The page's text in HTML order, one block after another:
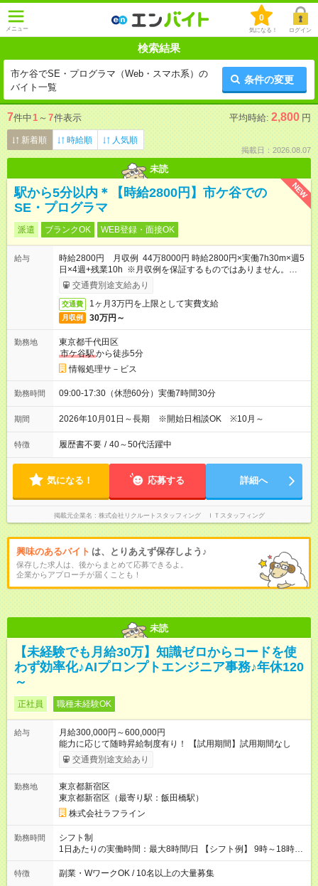
メニュー
0
気になる！ ログイン
検索結果
市ケ谷でSE・プログラマ（Web・スマホ系）の
バイト一覧
条件の変更
7件中1 ～ 7件表示 平均時給: 2,800 円
新着順 時給順 人気順
掲載日：2026.08.07
未読
NEW
駅から5分以内＊【時給2800円】市ケ谷での
SE・プログラマ
派遣 ブランクOK WEB登録・面接OK
給与
時給2800円 月収例 44万8000円 時給2800円×実働7h30m×週5
日×4週+残業10h ※月収例を保証するものではありません。※給
与即受取りサービス利用可（利用条件有）
交通費別途支給あり
交通費 1ヶ月3万円を上限として実費支給
月収例 30万円～
勤務地
東京都千代田区
市ケ谷駅から徒歩5分
情報処理サ－ビス
勤務時間 09:00-17:30（休憩60分）実働7時間30分
期間 2026年10月01日～長期 ※開始日相談OK ※10月～
特徴 履歴書不要 / 40～50代活躍中
気になる！ 応募する 詳細へ
掲載元企業名 株式会社リクルートスタッフィング ＩＴスタッフィング
興味のあるバイト は、とりあえず保存しよう♪
保存した求人は、後からまとめて応募できるよ。
企業からアプローチが届くことも！
未読
【未経験でも月給30万】知識ゼロからコードを使
わず効率化♪AIプロンプトエンジニア事務♪年休120
～
正社員 職種未経験OK
給与
月給300,000円～600,000円
能力に応じて随時昇給制度有り！ 【試用期間】試用期間なし
交通費別途支給あり
勤務地
東京都新宿区
東京都新宿区（最寄り駅：飯田橋駅）
株式会社ラフライン
勤務時間
シフト制
1日あたりの実働時間：最大8時間/日 【シフト例】 9時～18時
10時～19時 11時～20時 休憩1時間以上！
特徴 副業・WワークOK / 10名以上の大量募集